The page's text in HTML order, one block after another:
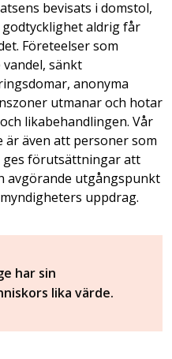
bevisats i domstol,
aldrig får
Företeelser som
sänkt
anonyma
utmanar och hotar
likabehandlingen. Vår
även att personer som
ges förutsättningar att
avgörande utgångspunkt
uppdrag.
har sin
lika värde.